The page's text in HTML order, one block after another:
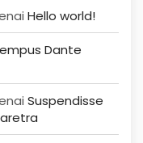
Hello world!
Dante
Suspendisse